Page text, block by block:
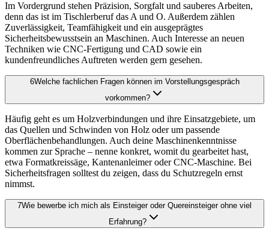
Im Vordergrund stehen Präzision, Sorgfalt und sauberes Arbeiten,
denn das ist im Tischlerberuf das A und O. Außerdem zählen
Zuverlässigkeit, Teamfähigkeit und ein ausgeprägtes
Sicherheitsbewusstsein an Maschinen. Auch Interesse an neuen
Techniken wie CNC-Fertigung und CAD sowie ein
kundenfreundliches Auftreten werden gern gesehen.
6Welche fachlichen Fragen können im Vorstellungsgespräch
vorkommen?
Häufig geht es um Holzverbindungen und ihre Einsatzgebiete, um
das Quellen und Schwinden von Holz oder um passende
Oberflächenbehandlungen. Auch deine Maschinenkenntnisse
kommen zur Sprache – nenne konkret, womit du gearbeitet hast,
etwa Formatkreissäge, Kantenanleimer oder CNC-Maschine. Bei
Sicherheitsfragen solltest du zeigen, dass du Schutzregeln ernst
nimmst.
7Wie bewerbe ich mich als Einsteiger oder Quereinsteiger ohne viel
Erfahrung?